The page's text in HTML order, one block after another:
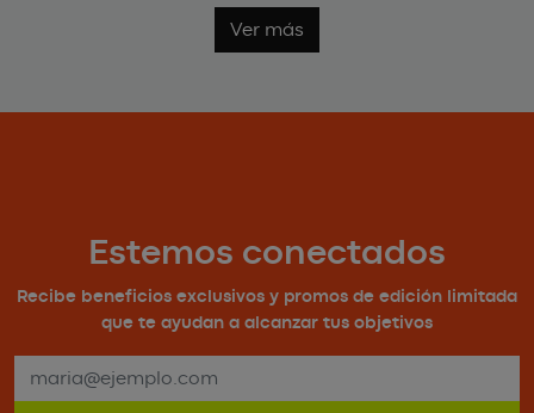
Ver más
Estemos conectados
Recibe beneficios exclusivos y promos de edición limitada
que te ayudan a alcanzar tus objetivos